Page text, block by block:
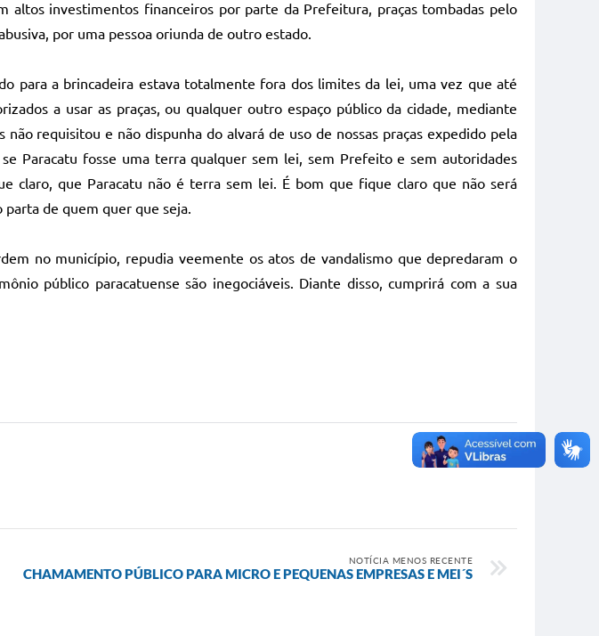
altos investimentos financeiros por parte da Prefeitura, praças tombadas pelo
por uma pessoa oriunda de outro estado.
para a brincadeira estava totalmente fora dos limites da lei, uma vez que até
a usar as praças, ou qualquer outro espaço público da cidade, mediante
requisitou e não dispunha do alvará de uso de nossas praças expedido pela
Paracatu fosse uma terra qualquer sem lei, sem Prefeito e sem autoridades
claro, que Paracatu não é terra sem lei. É bom que fique claro que não será
de quem quer que seja.
no município, repudia veemente os atos de vandalismo que depredaram o
público paracatuense são inegociáveis. Diante disso, cumprirá com a sua
NOTÍCIA MENOS RECENTE
CHAMAMENTO PÚBLICO PARA MICRO E PEQUENAS EMPRESAS E MEI´S